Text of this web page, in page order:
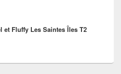
Fluffy Les Saintes Îles T2